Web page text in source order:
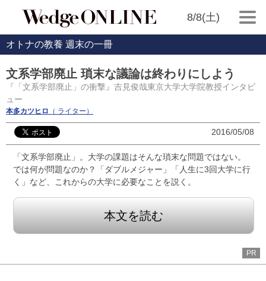
8/8(土)
オトナの教養 週末の一冊
文系学部廃止 瑣末な議論は終わりにしよう
『「文系学部廃止」の衝撃』吉見俊哉東京大学大学院教授インタビ
ュー
本多カツヒロ （ ライター）
2016/05/08
「文系学部廃止」。大学の課題はそんな瑣末な問題ではない。
では何が問題なのか？「ダブルメジャー」「人生に3回大学に行
く」など、これからの大学に必要なことを説く。
本文を読む
PR